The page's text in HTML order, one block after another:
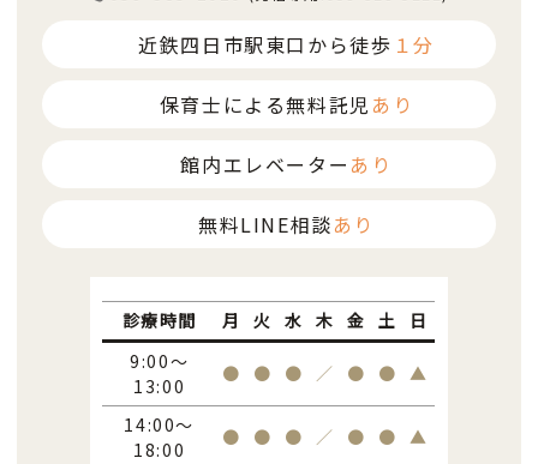
近鉄四日市駅東口から徒歩 １分
保育士による無料託児 あり
館内エレベーター あり
無料LINE相談あり
診療時間 月 火 水 木 金 土
日
9:00～
13:00
● ● ● ／ ● ● ▲
14:00～
18:00
● ● ● ／ ● ● ▲